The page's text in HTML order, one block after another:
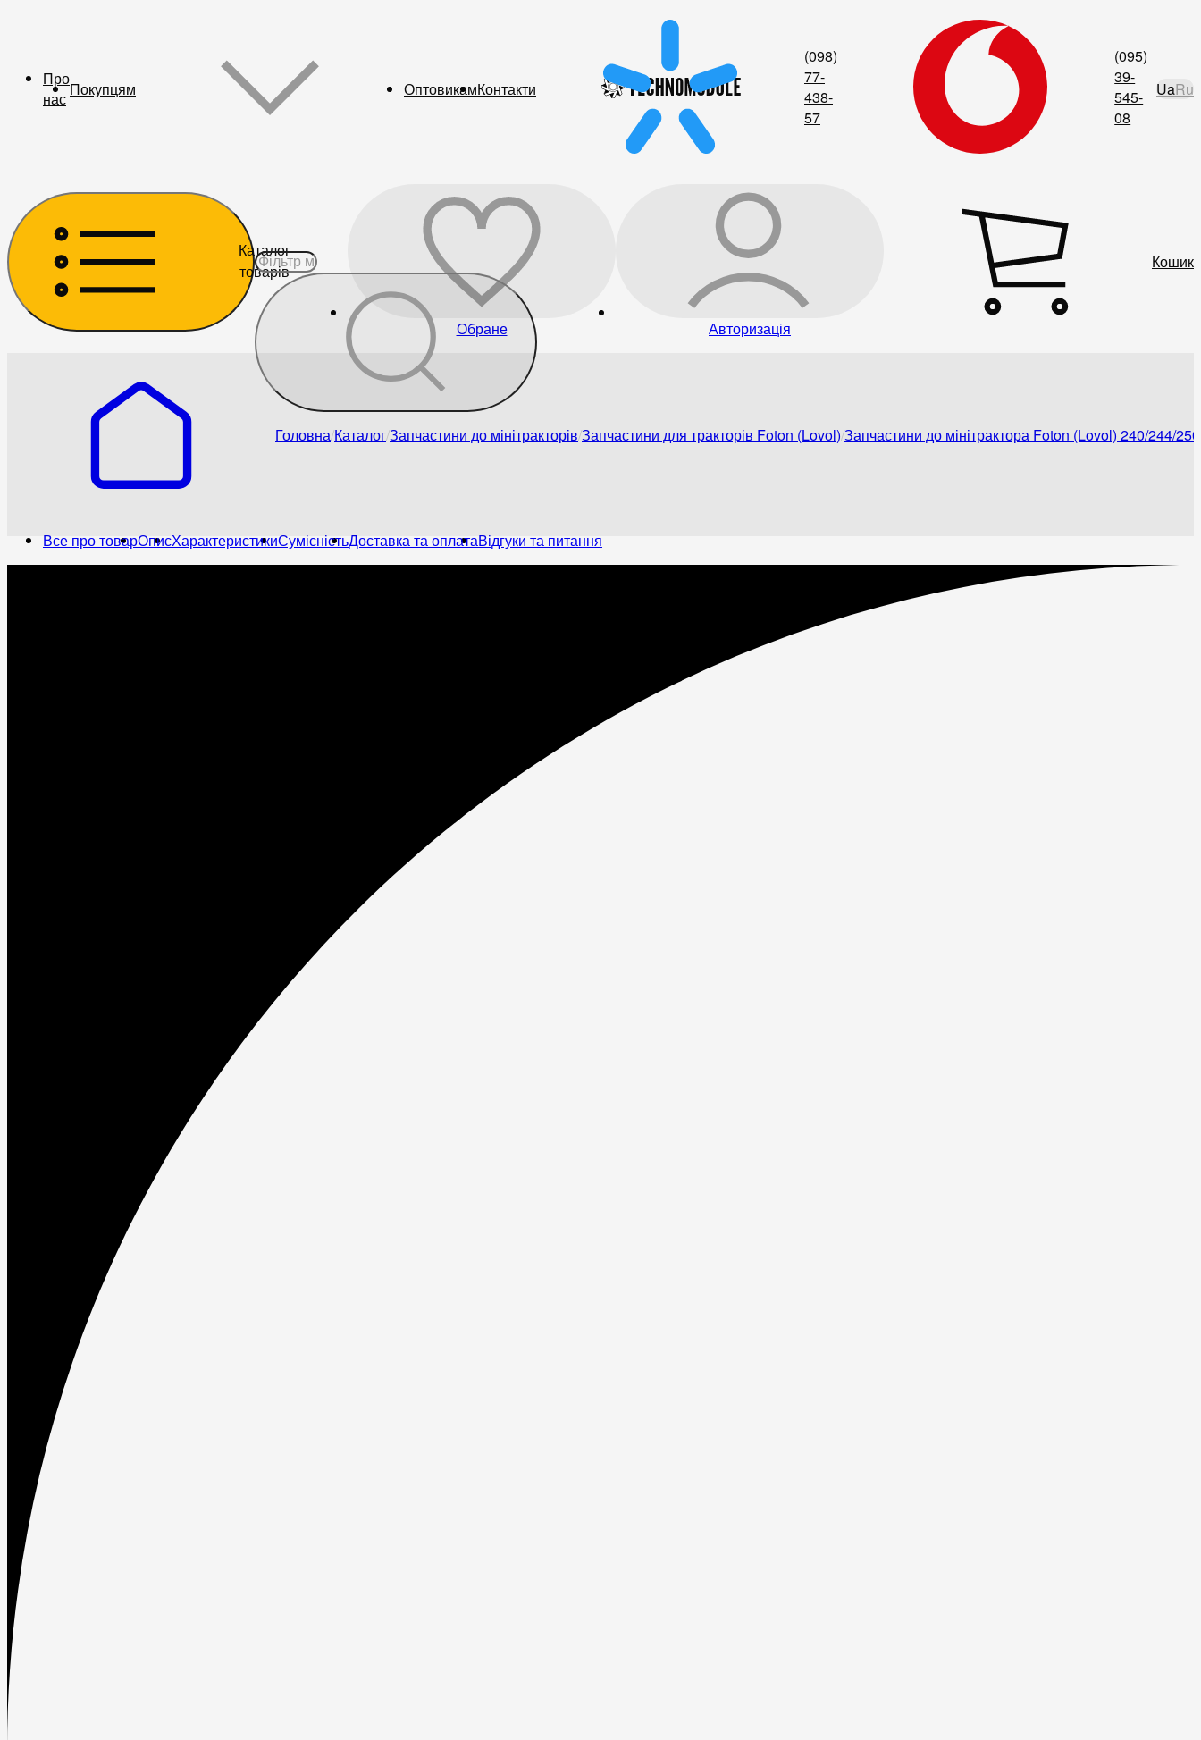
Про
нас Покупцям ОптовикамКонтакти
(098)
77-
438-
57
(095)
39-
545-
08
UaRu
Каталог
товарів
Обране Авторизація
Кошик
Головна КаталогЗапчастини до мінітракторів Запчастини для тракторів Foton (Lovol) Запчастини до мінітрактора Foton (Lovol) 240/244/
Все про товарОписХарактеристикиСумісністьДоставка та оплатаВідгуки та питання